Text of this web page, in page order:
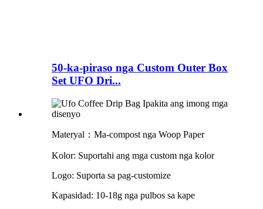
50-ka-piraso nga Custom Outer Box
Set UFO Dri...
Materyal：Ma-compost nga Woop Paper
Kolor: Suportahi ang mga custom nga kolor
Logo: Suporta sa pag-customize
Kapasidad: 10-18g nga pulbos sa kape